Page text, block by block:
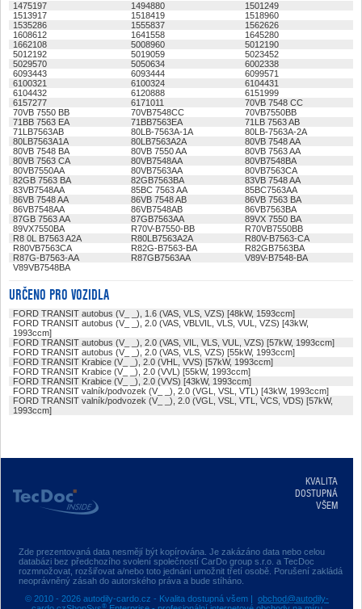
1475197 1494880
1501249
1513917
1518419
1518960
1535286
1555837
1562626
1608612
1641558
1645280
1662108
5008960
5012190
5012192
5019059
5023452
5029570
5050634
6002338
6093443
6093444
6099571
6100321
6100324
6104431
6104432
6120888
6151999
6157277
6171011
70VB 7548 CC
70VB 7550 BB
70VB7548CC
70VB7550BB
71BB 7563 EA
71BB7563EA
71LB 7563 AB
71LB7563AB
80LB-7563A-1A
80LB-7563A-2A
80LB7563A1A
80LB7563A2A
80VB 7548 AA
80VB 7548 BA
80VB 7550 AA
80VB 7563 AA
80VB 7563 CA
80VB7548AA
80VB7548BA
80VB7550AA
80VB7563AA
80VB7563CA
82GB 7563 BA
82GB7563BA
83VB 7548 AA
83VB7548AA
85BC 7563 AA
85BC7563AA
86VB 7548 AA
86VB 7548 AB
86VB 7563 BA
86VB7548AA
86VB7548AB
86VB7563BA
87GB 7563 AA
87GB7563AA
89VX 7550 BA
89VX7550BA
R70V-B7550-BB
R70VB7550BB
R8 0L B7563 A2A
R80LB7563A2A
R80V-B7563-CA
R80VB7563CA
R82G-B7563-BA
R82GB7563BA
R87G-B7563-AA
R87GB7563AA
V89V-B7548-BA
V89VB7548BA
URČENO PRO VOZIDLA
FORD TRANSIT autobus (V_ _), 1.6 (VAS, VLS, VZS) [48kW, 1593ccm]
FORD TRANSIT autobus (V_ _), 2.0 (VAS, VBLVIL, VLS, VUL, VZS) [43kW,
1993ccm]
FORD TRANSIT autobus (V_ _), 2.0 (VAS, VIL, VLS, VUL, VZS) [57kW, 1993ccm]
FORD TRANSIT autobus (V_ _), 2.0 (VAS, VLS, VZS) [55kW, 1993ccm]
FORD TRANSIT Krabice (V_ _), 2.0 (VHL, VVS) [57kW, 1993ccm]
FORD TRANSIT Krabice (V_ _), 2.0 (VVL) [55kW, 1993ccm]
FORD TRANSIT Krabice (V_ _), 2.0 (VVS) [43kW, 1993ccm]
FORD TRANSIT valník/podvozek (V_ _), 2.0 (VGL, VSL, VTL) [43kW, 1993ccm]
FORD TRANSIT valník/podvozek (V_ _), 2.0 (VGL, VSL, VTL, VCS, VDS) [57kW,
1993ccm]
Zde prezentovaná data nesmějí být kopírována. Je zakázáno data nebo celou
databázi bez předchozího svolení společností CarDo group s.r.o. a TecDoc
rozmnožovat, rozšiřovat a/nebo toto jednání umožnit třetí osobě. Porušení zakládá
neoprávněný zásah do autorského práva a bude stíháno.
KVALITA
DOSTUPNÁ
VŠEM
© 2010 - 2026 autodily-cardo.cz - Kvalita dostupná všem | obchod@autodily-
®